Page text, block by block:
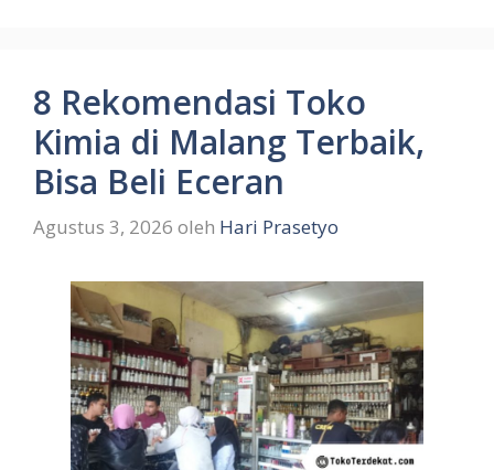
8 Rekomendasi Toko
Kimia di Malang Terbaik,
Bisa Beli Eceran
Agustus 3, 2026 oleh Hari Prasetyo